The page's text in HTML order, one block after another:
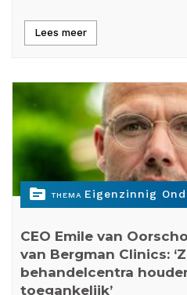
Lees meer
topic THEMA Eigenzinnig
CEO Emile van
van Bergman Clinics:
behandelcentra
toegankelijk’